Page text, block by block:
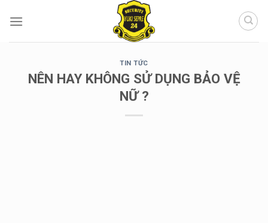
đến
TIN TỨC
NÊN HAY KHÔNG SỬ DỤNG BẢO VỆ
NỮ ?